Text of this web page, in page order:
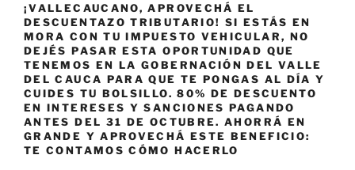
¡VALLECAUCANO, APROVECHÁ EL
DESCUENTAZO TRIBUTARIO! SI ESTÁS EN
MORA CON TU IMPUESTO VEHICULAR, NO
DEJÉS PASAR ESTA OPORTUNIDAD QUE
TENEMOS EN LA GOBERNACIÓN DEL VALLE
DEL CAUCA PARA QUE TE PONGAS AL DÍA Y
CUIDES TU BOLSILLO. 80% DE DESCUENTO
EN INTERESES Y SANCIONES PAGANDO
ANTES DEL 31 DE OCTUBRE. AHORRÁ EN
GRANDE Y APROVECHÁ ESTE BENEFICIO:
TE CONTAMOS CÓMO HACERLO